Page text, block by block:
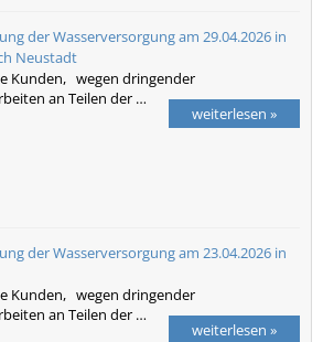
der Wasserversorgung am 29.04.2026 in
Neustadt
Kunden, wegen dringender
an Teilen der …
weiterlesen »
der Wasserversorgung am 23.04.2026 in
Kunden, wegen dringender
an Teilen der …
weiterlesen »